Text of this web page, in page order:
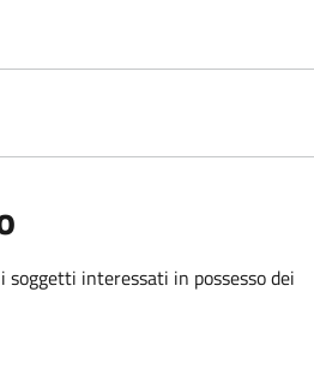
interessati in possesso dei